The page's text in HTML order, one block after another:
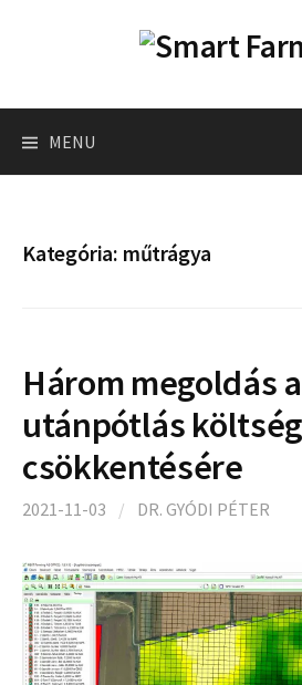
MENU
Kategória: műtrágya
Három megoldás
utánpótlás
csökkentésére
2021-11-03 / DR. GYÓDI PÉTER